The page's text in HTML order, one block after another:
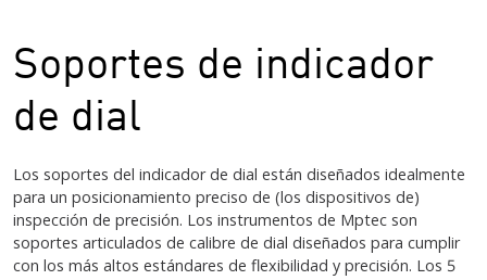
Soportes de indicador
de dial
Los soportes del indicador de dial están diseñados idealmente
para un posicionamiento preciso de (los dispositivos de)
inspección de precisión. Los instrumentos de Mptec son
soportes articulados de calibre de dial diseñados para cumplir
con los más altos estándares de flexibilidad y precisión. Los 5